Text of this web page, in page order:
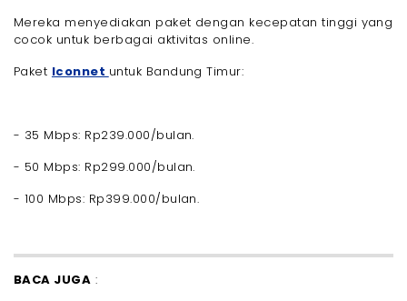
Mereka menyediakan paket dengan kecepatan tinggi yang
cocok untuk berbagai aktivitas online.
Paket Iconnet untuk Bandung Timur:
- 35 Mbps: Rp239.000/bulan.
- 50 Mbps: Rp299.000/bulan.
- 100 Mbps: Rp399.000/bulan.
BACA JUGA :